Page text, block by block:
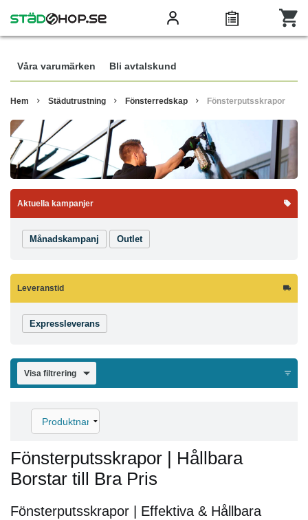
Våra varumärken Bli avtalskund
Hem Städutrustning Fönsterredskap Fönsterputsskrapor
Aktuella kampanjer
Månadskampanj Outlet
Leveranstid
Expressleverans
Visa filtrering
Fönsterputsskrapor | Hållbara
Borstar till Bra Pris
Fönsterputsskrapor | Effektiva & Hållbara